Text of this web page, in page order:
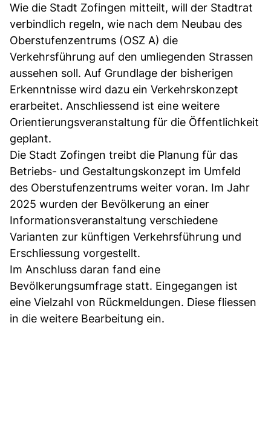
Wie die Stadt Zofingen mitteilt, will der Stadtrat
verbindlich regeln, wie nach dem Neubau des
Oberstufenzentrums (OSZ A) die
Verkehrsführung auf den umliegenden Strassen
aussehen soll. Auf Grundlage der bisherigen
Erkenntnisse wird dazu ein Verkehrskonzept
erarbeitet. Anschliessend ist eine weitere
Orientierungsveranstaltung für die Öffentlichkeit
geplant.
Die Stadt Zofingen treibt die Planung für das
Betriebs- und Gestaltungskonzept im Umfeld
des Oberstufenzentrums weiter voran. Im Jahr
2025 wurden der Bevölkerung an einer
Informationsveranstaltung verschiedene
Varianten zur künftigen Verkehrsführung und
Erschliessung vorgestellt.
Im Anschluss daran fand eine
Bevölkerungsumfrage statt. Eingegangen ist
eine Vielzahl von Rückmeldungen. Diese fliessen
in die weitere Bearbeitung ein.